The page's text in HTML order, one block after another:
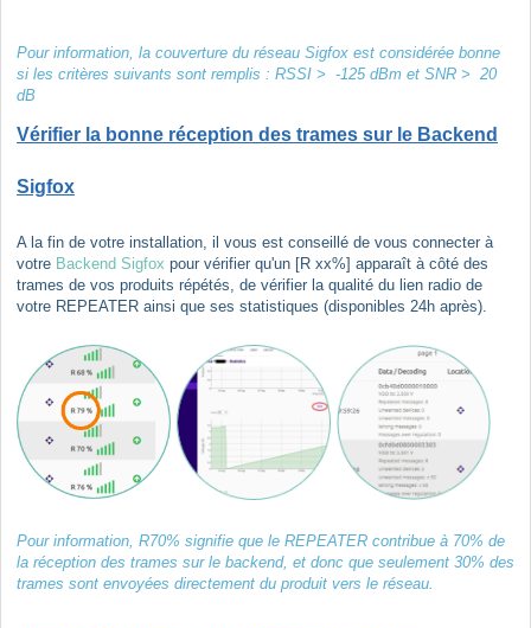
Pour information, la couverture du réseau Sigfox est considérée bonne
si les critères suivants sont remplis : RSSI > -125 dBm et SNR > 20
dB
Vérifier la bonne réception des trames sur le Backend
Sigfox
A la fin de votre installation, il vous est conseillé de vous connecter à
votre Backend Sigfox pour vérifier qu'un [R xx%] apparaît à côté des
trames de vos produits répétés, de vérifier la qualité du lien radio de
votre REPEATER ainsi que ses statistiques (disponibles 24h après).
Pour information, R70% signifie que le REPEATER contribue à 70% de
la réception des trames sur le backend, et donc que seulement 30% des
trames sont envoyées directement du produit vers le réseau.